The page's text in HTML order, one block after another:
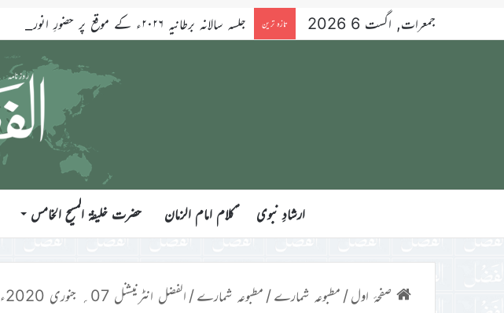
جمعرات, اگست 6 2026 تازہ ترین
ارشادِ نبوی ؑکلام امام الزمان حضرت خلیفۃ المسیح الخامس
صفحۂ اول/ مطبوعہ شمارے/ مطبوعہ شمارے/ الفضل انٹرنیشنل 07؍ جنوری 2020ء